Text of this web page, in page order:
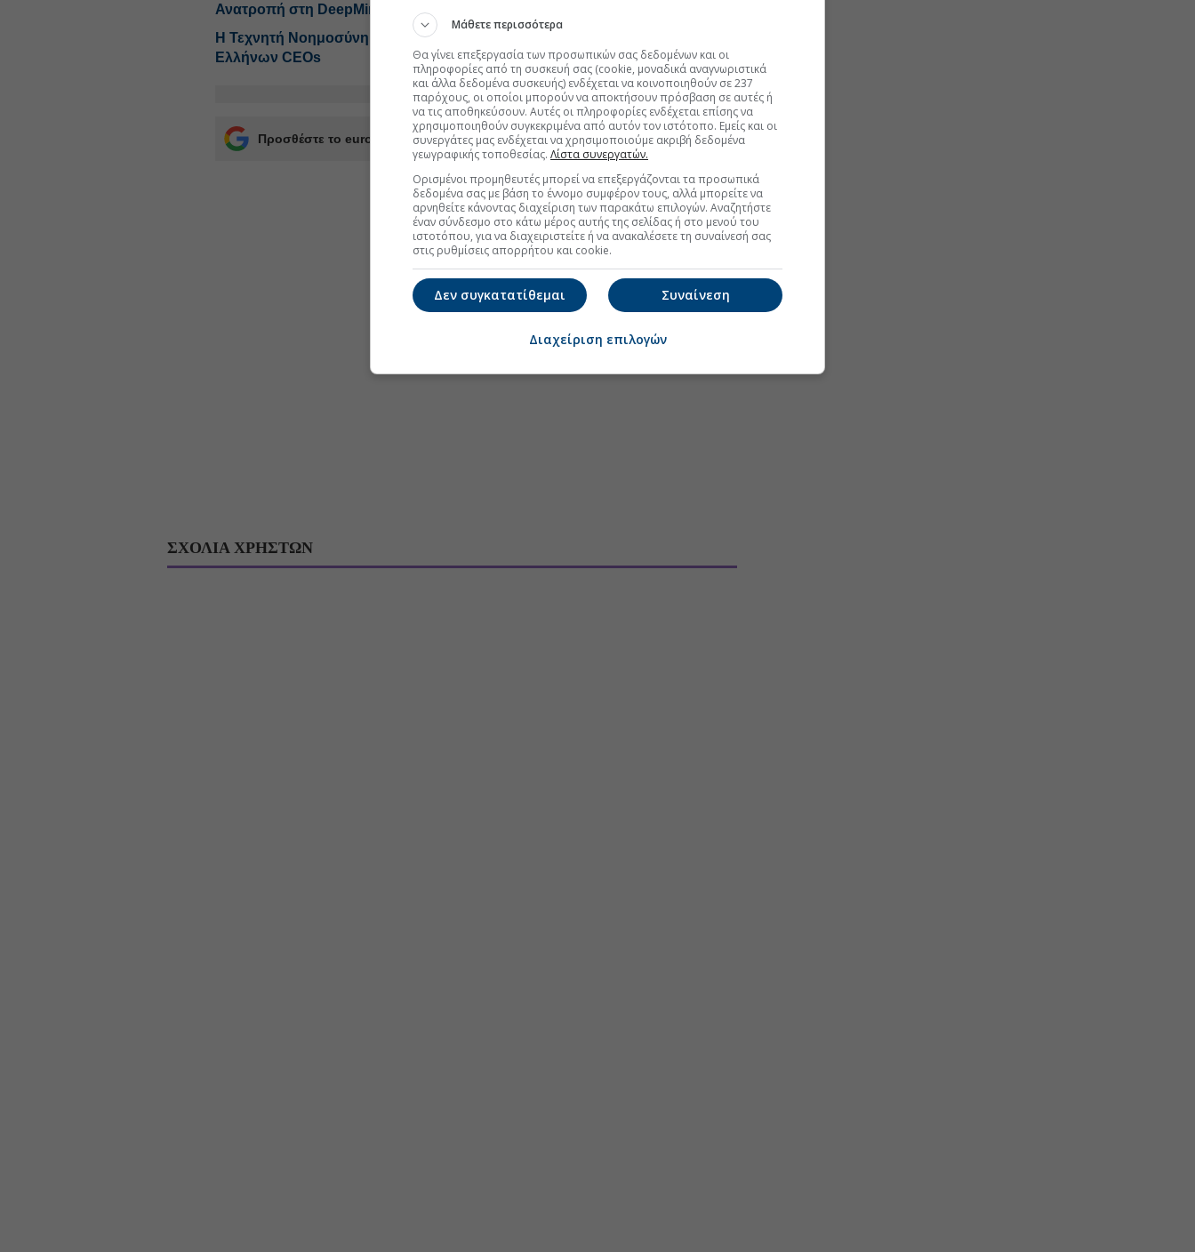
Ανατροπή στη DeepMind: Ο Ντέμις Χασάμπις αφήνει τη θέση του CEO
Η Τεχνητή Νοημοσύνη στις κορυφαίες στρατηγικές προτεραιότητες των
Ελλήνων CEOs
Προσθέστε το euro2day.gr στο Discover
ΣΧΟΛΙΑ ΧΡΗΣΤΩΝ
Μάθετε περισσότερα
Θα γίνει επεξεργασία των προσωπικών σας δεδομένων και οι
πληροφορίες από τη συσκευή σας (cookie, μοναδικά αναγνωριστικά
και άλλα δεδομένα συσκευής) ενδέχεται να κοινοποιηθούν σε 237
παρόχους, οι οποίοι μπορούν να αποκτήσουν πρόσβαση σε αυτές ή
να τις αποθηκεύσουν. Αυτές οι πληροφορίες ενδέχεται επίσης να
χρησιμοποιηθούν συγκεκριμένα από αυτόν τον ιστότοπο. Εμείς και οι
συνεργάτες μας ενδέχεται να χρησιμοποιούμε ακριβή δεδομένα
γεωγραφικής τοποθεσίας. Λίστα συνεργατών.
Ορισμένοι προμηθευτές μπορεί να επεξεργάζονται τα προσωπικά
δεδομένα σας με βάση το έννομο συμφέρον τους, αλλά μπορείτε να
αρνηθείτε κάνοντας διαχείριση των παρακάτω επιλογών. Αναζητήστε
έναν σύνδεσμο στο κάτω μέρος αυτής της σελίδας ή στο μενού του
ιστοτόπου, για να διαχειριστείτε ή να ανακαλέσετε τη συναίνεσή σας
στις ρυθμίσεις απορρήτου και cookie.
Συναίνεση
Δεν συγκατατίθεμαι
Διαχείριση επιλογών